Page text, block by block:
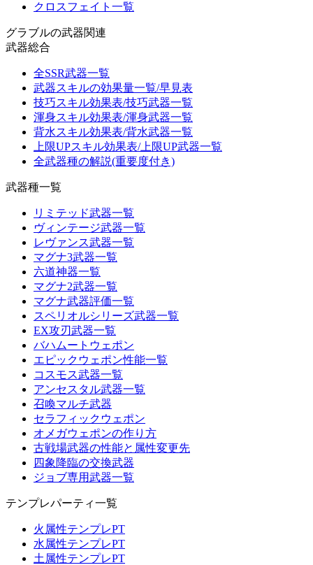
クロスフェイト一覧
グラブルの武器関連
武器総合
全SSR武器一覧
武器スキルの効果量一覧/早見表
技巧スキル効果表/技巧武器一覧
渾身スキル効果表/渾身武器一覧
背水スキル効果表/背水武器一覧
上限UPスキル効果表/上限UP武器一覧
全武器種の解説(重要度付き)
武器種一覧
リミテッド武器一覧
ヴィンテージ武器一覧
レヴァンス武器一覧
マグナ3武器一覧
六道神器一覧
マグナ2武器一覧
マグナ武器評価一覧
スペリオルシリーズ武器一覧
EX攻刃武器一覧
バハムートウェポン
エピックウェポン性能一覧
コスモス武器一覧
アンセスタル武器一覧
召喚マルチ武器
セラフィックウェポン
オメガウェポンの作り方
古戦場武器の性能と属性変更先
四象降臨の交換武器
ジョブ専用武器一覧
テンプレパーティ一覧
火属性テンプレPT
水属性テンプレPT
土属性テンプレPT